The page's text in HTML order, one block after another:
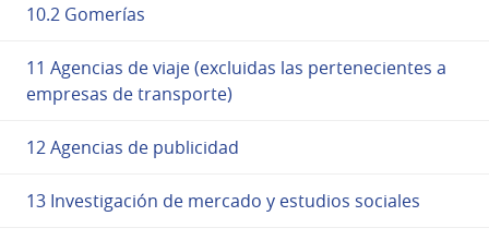
10.2 Gomerías
11 Agencias de viaje (excluidas las pertenecientes a
empresas de transporte)
12 Agencias de publicidad
13 Investigación de mercado y estudios sociales